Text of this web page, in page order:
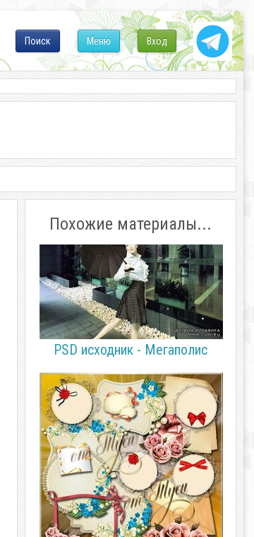
Вход
Меню
Поиск
Похожие материалы...
PSD исходник - Мегаполис